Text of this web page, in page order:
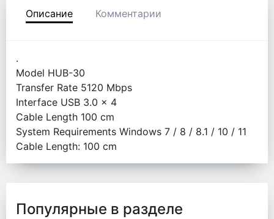
Описание Комментарии
.
Model HUB-30
Transfer Rate 5120 Mbps
Interface USB 3.0 x 4
Cable Length 100 cm
System Requirements Windows 7 / 8 / 8.1 / 10 / 11
Cable Length: 100 cm
Популярные в разделе